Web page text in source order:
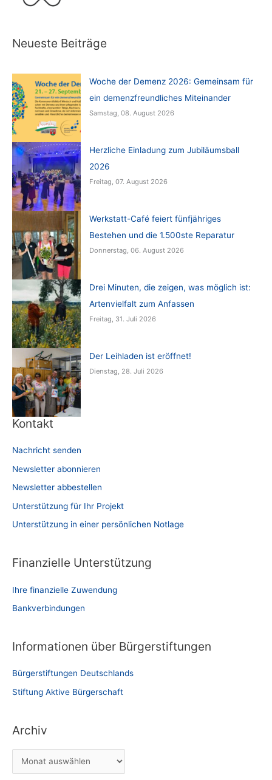
Neueste Beiträge
Woche der Demenz 2026: Gemeinsam für
ein demenzfreundliches Miteinander
Samstag, 08. August 2026
Herzliche Einladung zum Jubiläumsball
2026
Freitag, 07. August 2026
Werkstatt-Café feiert fünfjähriges
Bestehen und die 1.500ste Reparatur
Donnerstag, 06. August 2026
Drei Minuten, die zeigen, was möglich ist:
Artenvielfalt zum Anfassen
Freitag, 31. Juli 2026
Der Leihladen ist eröffnet!
Dienstag, 28. Juli 2026
Kontakt
Nachricht senden
Newsletter abonnieren
Newsletter abbestellen
Unterstützung für Ihr Projekt
Unterstützung in einer persönlichen Notlage
Finanzielle Unterstützung
Ihre finanzielle Zuwendung
Bankverbindungen
Informationen über Bürgerstiftungen
Bürgerstiftungen Deutschlands
Stiftung Aktive Bürgerschaft
Archiv
r